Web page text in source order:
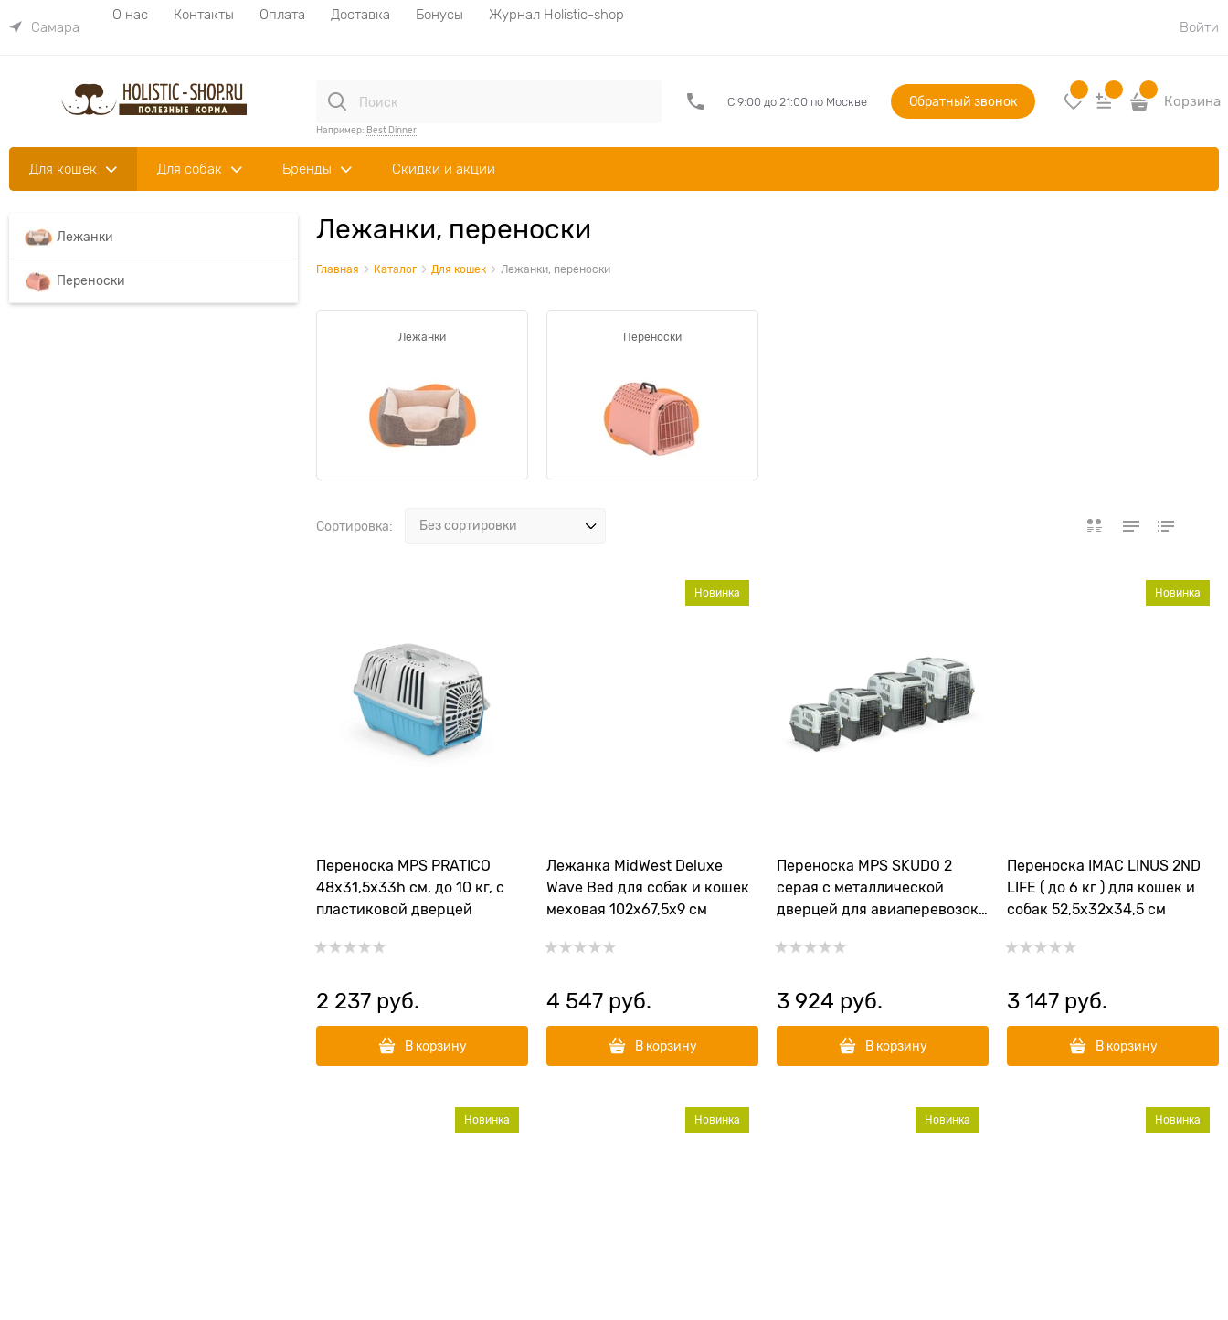
Самара
О нас Контакты Оплата Доставка Бонусы
Журнал Holistic-shop
Войти
Например: Best Dinner
С 9:00 до 21:00 по Москве Обратный звонок Корзина
Для кошек Для собак Бренды Скидки и акции
Лежанки
Переноски
Лежанки, переноски
Главная Каталог Для кошек Лежанки, переноски
Лежанки Переноски
Сортировка:
Переноска MPS PRATICO
48х31,5х33h см, до 10 кг, с
пластиковой дверцей
2 237 руб.
В корзину
Лежанка MidWest Deluxe
Wave Bed для собак и кошек
меховая 102х67,5х9 см
Новинка
4 547 руб.
В корзину
Переноска MPS SKUDO 2
серая с металлической
дверцей для авиаперевозок
3 924 руб.
В корзину
Переноска IMAC LINUS 2ND
LIFE ( до 6 кг ) для кошек и
собак 52,5х32х34,5 см
Новинка
3 147 руб.
В корзину
Новинка Новинка Новинка Новинка